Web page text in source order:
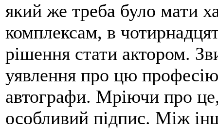
який же треба було мати
комплексам, в
рішення стати актором.
уявлення про цю
автографи. Мріючи про
особливий підпис. Між